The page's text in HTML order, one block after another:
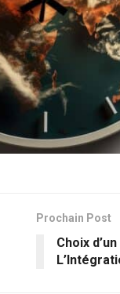
Prochain Post
Choix